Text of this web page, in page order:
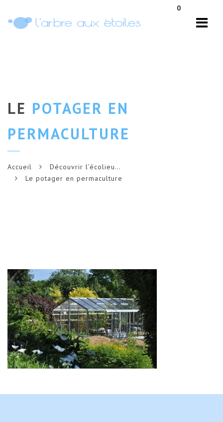
0
LE POTAGER EN
PERMACULTURE
Accueil
Découvrir l’écolieu…
Le potager en permaculture